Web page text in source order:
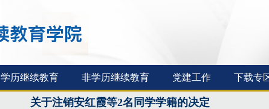
学历继续教育 非学历继续教育 党建工作 下载专
关于注销安红霞等2名同学学籍的决定